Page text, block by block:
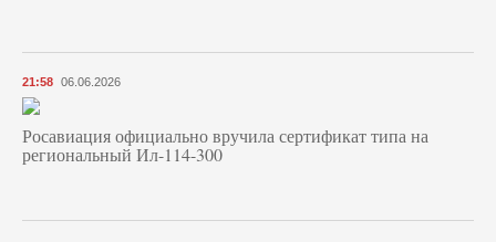
21:58 06.06.2026
Росавиация официально вручила сертификат типа на
региональный Ил-114-300